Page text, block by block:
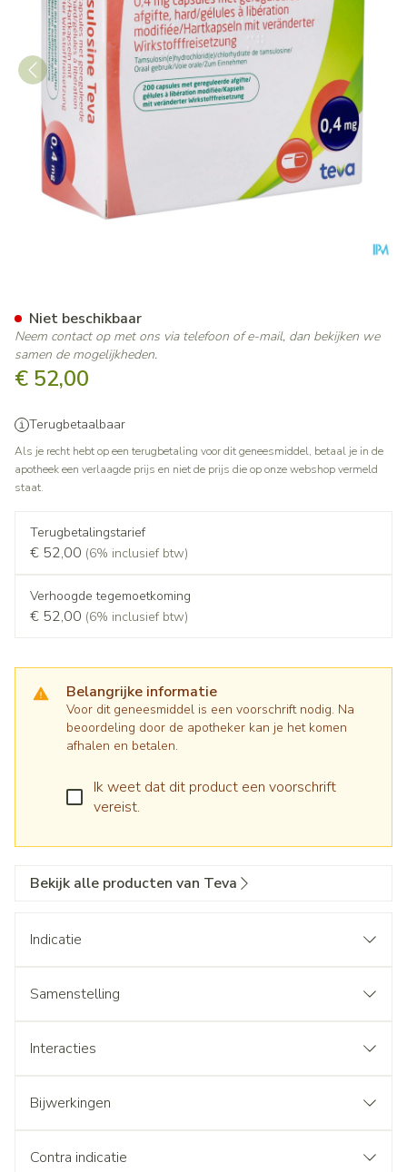
€ 52,00
Terugbetaalbaar
Als je recht hebt op een terugbetaling voor dit geneesmiddel, betaal je in de
apotheek een verlaagde prijs en niet de prijs die op onze webshop vermeld
staat.
Terugbetalingstarief
€ 52,00 (6% inclusief btw)
Verhoogde tegemoetkoming
€ 52,00 (6% inclusief btw)
Belangrijke informatie
Voor dit geneesmiddel is een voorschrift nodig. Na
beoordeling door de apotheker kan je het komen
afhalen en betalen.
Ik weet dat dit product een voorschrift
vereist.
Niet beschikbaar
Neem contact op met ons via telefoon of e-mail, dan bekijken we
samen de mogelijkheden.
Bekijk alle producten van Teva
Indicatie
Samenstelling
Interacties
Bijwerkingen
Contra indicatie